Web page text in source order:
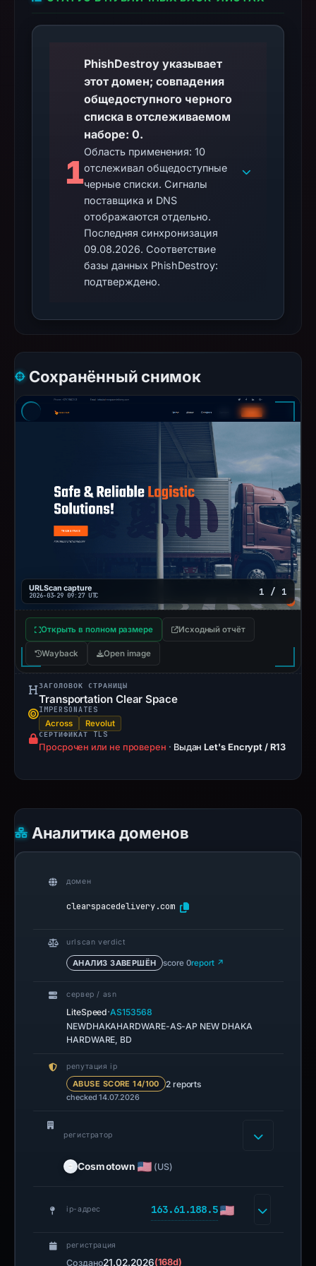
1
PhishDestroy указывает
этот домен; совпадения
общедоступного черного
списка в отслеживаемом
наборе: 0.
Область применения: 10
отслеживал общедоступные
черные списки. Сигналы
поставщика и DNS
отображаются отдельно.
Последняя синхронизация
09.08.2026. Соответствие
базы данных PhishDestroy:
подтверждено.
Сохранённый снимок
URLScan capture
2026-03-29 09:27 UTC 1 / 1
Открыть в полном размере Исходный отчёт
Wayback Open image
ЗАГОЛОВОК СТРАНИЦЫ
Transportation Clear Space
IMPERSONATES
Across Revolut
СЕРТИФИКАТ TLS
Просрочен или не проверен · ВыданLet's Encrypt / R13
Аналитика доменов
домен
clearspacedelivery.com
urlscan verdict
АНАЛИЗ ЗАВЕРШЁН score 0report ↗
сервер / asn
LiteSpeed·AS153568
NEWDHAKAHARDWARE-AS-AP NEW DHAKA
HARDWARE, BD
репутация ip
ABUSE SCORE 14/100 2 reports
checked 14.07.2026
регистратор
Cosmotown (US)
ip-адрес 163.61.188.5
регистрация
Создано21.02.2026(168d)